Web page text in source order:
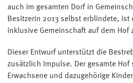
auch im gesamten Dorf in
Besitzerin 2013 selbst erblindete, ist
inklusive Gemeinschaft auf dem Hof
Dieser Entwurf unterstützt die
zusätzlich Impulse. Der gesamte
Erwachsene und dazugehörige